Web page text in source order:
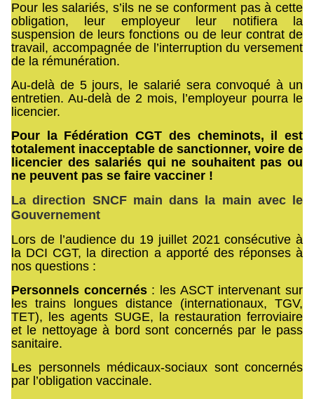
Pour les salariés, s’ils ne se conforment pas à cette
obligation, leur employeur leur notifiera la
suspension de leurs fonctions ou de leur contrat de
travail, accompagnée de l’interruption du versement
de la rémunération.
Au-delà de 5 jours, le salarié sera convoqué à un
entretien. Au-delà de 2 mois, l’employeur pourra le
licencier.
Pour la Fédération CGT des cheminots, il est
totalement inacceptable de sanctionner, voire de
licencier des salariés qui ne souhaitent pas ou
ne peuvent pas se faire vacciner !
La direction SNCF main dans la main avec le
Gouvernement
Lors de l’audience du 19 juillet 2021 consécutive à
la DCI CGT, la direction a apporté des réponses à
nos questions :
Personnels concernés : les ASCT intervenant sur
les trains longues distance (internationaux, TGV,
TET), les agents SUGE, la restauration ferroviaire
et le nettoyage à bord sont concernés par le pass
sanitaire.
Les personnels médicaux-sociaux sont concernés
par l’obligation vaccinale.